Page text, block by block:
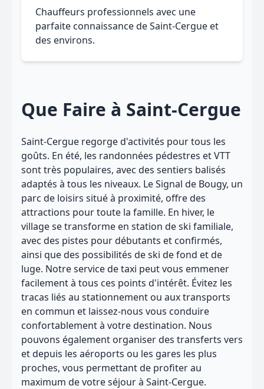
Chauffeurs professionnels avec une
parfaite connaissance de Saint-Cergue et
des environs.
Que Faire à Saint-Cergue
Saint-Cergue regorge d'activités pour tous les
goûts. En été, les randonnées pédestres et VTT
sont très populaires, avec des sentiers balisés
adaptés à tous les niveaux. Le Signal de Bougy, un
parc de loisirs situé à proximité, offre des
attractions pour toute la famille. En hiver, le
village se transforme en station de ski familiale,
avec des pistes pour débutants et confirmés,
ainsi que des possibilités de ski de fond et de
luge. Notre service de taxi peut vous emmener
facilement à tous ces points d'intérêt. Évitez les
tracas liés au stationnement ou aux transports
en commun et laissez-nous vous conduire
confortablement à votre destination. Nous
pouvons également organiser des transferts vers
et depuis les aéroports ou les gares les plus
proches, vous permettant de profiter au
maximum de votre séjour à Saint-Cergue.